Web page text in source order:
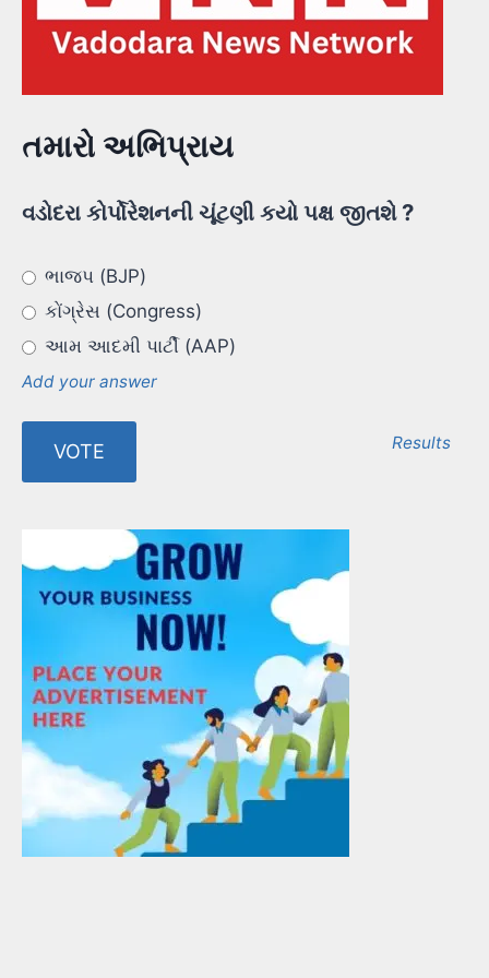
તમારો અભિપ્રાય
વડોદરા કોર્પોરેશનની ચૂંટણી કયો પક્ષ જીતશે ?
ભાજપ (BJP)
કોંગ્રેસ (Congress)
આમ આદમી પાર્ટી (AAP)
Add your answer
Results